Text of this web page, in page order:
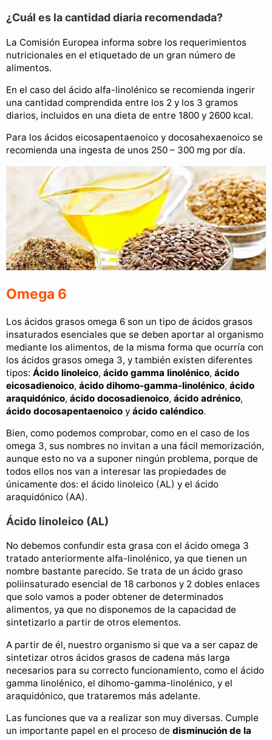
¿Cuál es la cantidad diaria recomendada?
La Comisión Europea informa sobre los requerimientos
nutricionales en el etiquetado de un gran número de
alimentos.
En el caso del ácido alfa-linolénico se recomienda ingerir
una cantidad comprendida entre los 2 y los 3 gramos
diarios, incluidos en una dieta de entre 1800 y 2600 kcal.
Para los ácidos eicosapentaenoico y docosahexaenoico se
recomienda una ingesta de unos 250 – 300 mg por día.
Omega 6
Los ácidos grasos omega 6 son un tipo de ácidos grasos
insaturados esenciales que se deben aportar al organismo
mediante los alimentos, de la misma forma que ocurría con
los ácidos grasos omega 3, y también existen diferentes
tipos: Ácido linoleico, ácido gamma linolénico, ácido
eicosadienoico, ácido dihomo-gamma-linolénico, ácido
araquidónico, ácido docosadienoico, ácido adrénico,
ácido docosapentaenoico y ácido caléndico.
Bien, como podemos comprobar, como en el caso de los
omega 3, sus nombres no invitan a una fácil memorización,
aunque esto no va a suponer ningún problema, porque de
todos ellos nos van a interesar las propiedades de
únicamente dos: el ácido linoleico (AL) y el ácido
araquidónico (AA).
Ácido linoleico (AL)
No debemos confundir esta grasa con el ácido omega 3
tratado anteriormente alfa-linolénico, ya que tienen un
nombre bastante parecido. Se trata de un ácido graso
poliinsaturado esencial de 18 carbonos y 2 dobles enlaces
que solo vamos a poder obtener de determinados
alimentos, ya que no disponemos de la capacidad de
sintetizarlo a partir de otros elementos.
A partir de él, nuestro organismo si que va a ser capaz de
sintetizar otros ácidos grasos de cadena más larga
necesarios para su correcto funcionamiento, como el ácido
gamma linolénico, el dihomo-gamma-linolénico, y el
araquidónico, que trataremos más adelante.
Las funciones que va a realizar son muy diversas. Cumple
un importante papel en el proceso de disminución de la